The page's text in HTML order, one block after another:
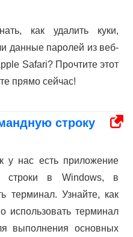
как удалить куки,
данные паролей из веб-
Safari? Прочтите этот
прямо сейчас!
строку
у нас есть приложение
строки в Windows, в
терминал. Узнайте, как
использовать терминал
выполнения основных